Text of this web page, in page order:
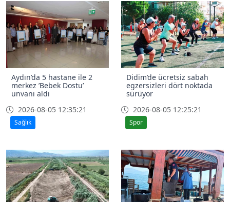
Aydın’da 5 hastane ile 2
merkez ’Bebek Dostu’
unvanı aldı
2026-08-05 12:35:21
Sağlık
Didim’de ücretsiz sabah
egzersizleri dört noktada
sürüyor
2026-08-05 12:25:21
Spor